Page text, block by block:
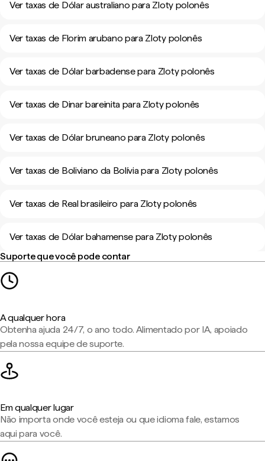
Ver taxas de Dólar australiano para Zloty polonês
Ver taxas de Florim arubano para Zloty polonês
Ver taxas de Dólar barbadense para Zloty polonês
Ver taxas de Dinar bareinita para Zloty polonês
Ver taxas de Dólar bruneano para Zloty polonês
Ver taxas de Boliviano da Bolívia para Zloty polonês
Ver taxas de Real brasileiro para Zloty polonês
Ver taxas de Dólar bahamense para Zloty polonês
Suporte que você pode contar
A qualquer hora
Obtenha ajuda 24/7, o ano todo. Alimentado por IA, apoiado
pela nossa equipe de suporte.
Em qualquer lugar
Não importa onde você esteja ou que idioma fale, estamos
aqui para você.